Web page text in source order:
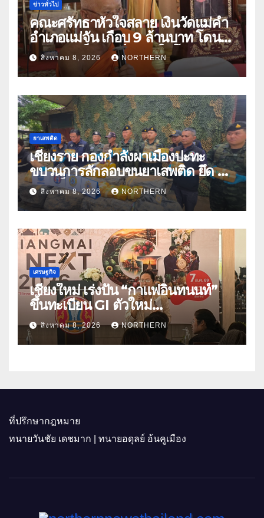
ข่าวทั่วไป
คณะศรัทธาหัวใจสลาย เงินวัดแม่คำ
อำเภอแม่จัน เกือบ 9 ล้านบาท โดน
แก๊งคอลเซ็นเตอร์หลอกให้โอนข้าม
ปีกว่า 66 บัญชี
สิงหาคม 8, 2026 NORTHERN
ยาเสพติด
เชียงราย กองกำลังผาเมืองปะทะ
ขบวนการลักลอบขนยาเสพติด ยึด 2
ล้านเม็ด
สิงหาคม 8, 2026 NORTHERN
เศรษฐกิจ
เชียงใหม่ เร่งปั้น “กาแฟอินทนนท์”
ขึ้นทะเบียน GI ตัวใหม่
“CHIANGMAI GI NEXT 2026”
ติดอาวุธผู้ประกอบการ 100 ราย ดัน
สินค้าอัตลักษณ์สู่ตลาดพรีเมียม
สิงหาคม 8, 2026 NORTHERN
ที่ปรึกษากฎหมาย
ทนายวันชัย เดชมาก | ทนายอดุลย์ อ้นคูเมือง